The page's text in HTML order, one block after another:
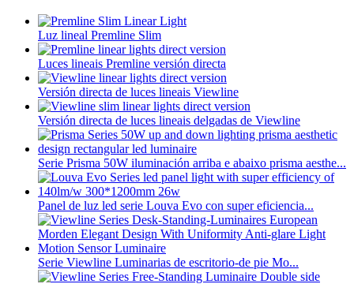
Luz lineal Premline Slim
Luces lineais Premline versión directa
Versión directa de luces lineais Viewline
Versión directa de luces lineais delgadas de Viewline
Serie Prisma 50W iluminación arriba e abaixo prisma aesthe...
Panel de luz led serie Louva Evo con super eficiencia...
Serie Viewline Luminarias de escritorio-de pie Mo...